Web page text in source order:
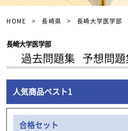
HOME 長崎県 長崎大学医学部
長崎大学医学部
過去問題集 予想問
人気商品ベスト1
合格セット